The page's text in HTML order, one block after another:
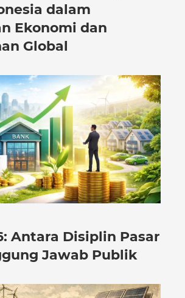
dalam
Ekonomi dan
Global
Antara Disiplin Pasar
Jawab Publik